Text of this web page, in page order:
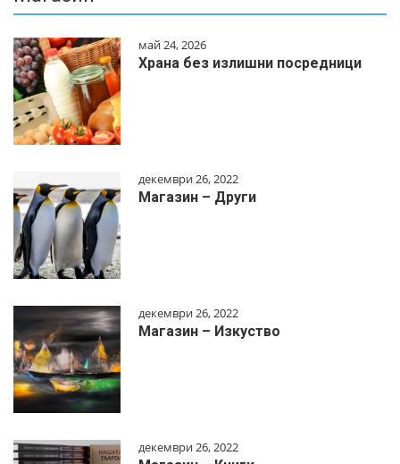
май 24, 2026
Храна без излишни посредници
декември 26, 2022
Магазин – Други
декември 26, 2022
Магазин – Изкуство
декември 26, 2022